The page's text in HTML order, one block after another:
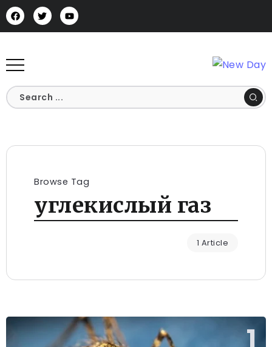
Browse Tag
углекислый газ
1 Article